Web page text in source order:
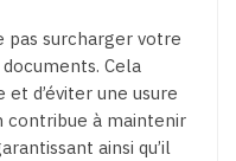
pas surcharger votre
Cela
d’éviter une usure
contribue à maintenir
ainsi qu’il